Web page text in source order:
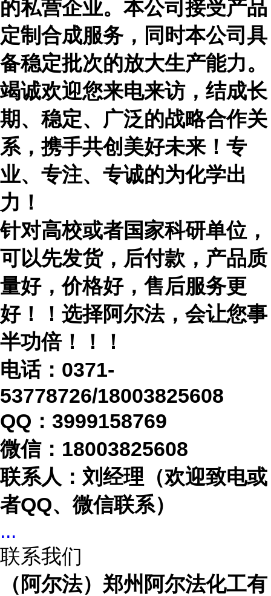
的私营企业。本公司接受产品
定制合成服务，同时本公司具
备稳定批次的放大生产能力。
竭诚欢迎您来电来访，结成长
期、稳定、广泛的战略合作关
系，携手共创美好未来！专
业、专注、专诚的为化学出
力！
针对高校或者国家科研单位，
可以先发货，后付款，产品质
量好，价格好，售后服务更
好！！选择阿尔法，会让您事
半功倍！！！
电话： 0371-
53778726/18003825608
QQ：3999158769
微信： 18003825608
联系人：刘经理（欢迎致电或
者QQ、微信联系）
...
联系我们
（阿尔法）郑州阿尔法化工有